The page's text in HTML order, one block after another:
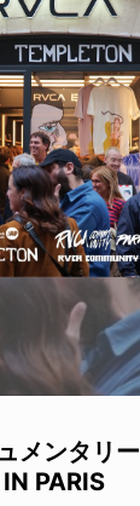
メンタリー
PARIS